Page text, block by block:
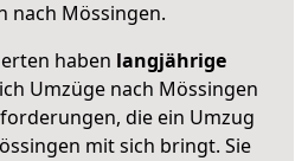
nach Mössingen.
haben langjährige
Umzüge nach Mössingen
die ein Umzug
mit sich bringt. Sie